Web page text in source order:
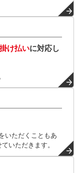
け払いに対応し
いただくこともあ
いただきます。